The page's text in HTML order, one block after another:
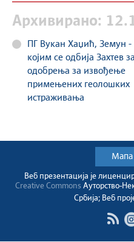
Архивирано:
ПГ Вукан Хаџић, Земун
којим се одбија Захтев
одобрења за извођење
примењених геолошких
истраживања
Мапа
Веб презентација jе
Creative CommonsАуторство-
Србија; Веб